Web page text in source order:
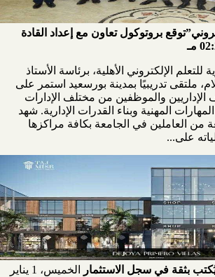
بروتوكول تعاون مع إعداد القادة
مـ
الإلكتروني الأهلية، برئاسة الأستاذ
ملتقى تدريبيًا بمدينة بورسعيد استمر على
الإداريين والموظفين من مختلف الإدارات
المهنية وبناء القدرات الإدارية. شهد
من العاملين في الجامعة بكافة مراكزها
على...
بثقة في سجل الاستثمار
الخميس، 1 يناير